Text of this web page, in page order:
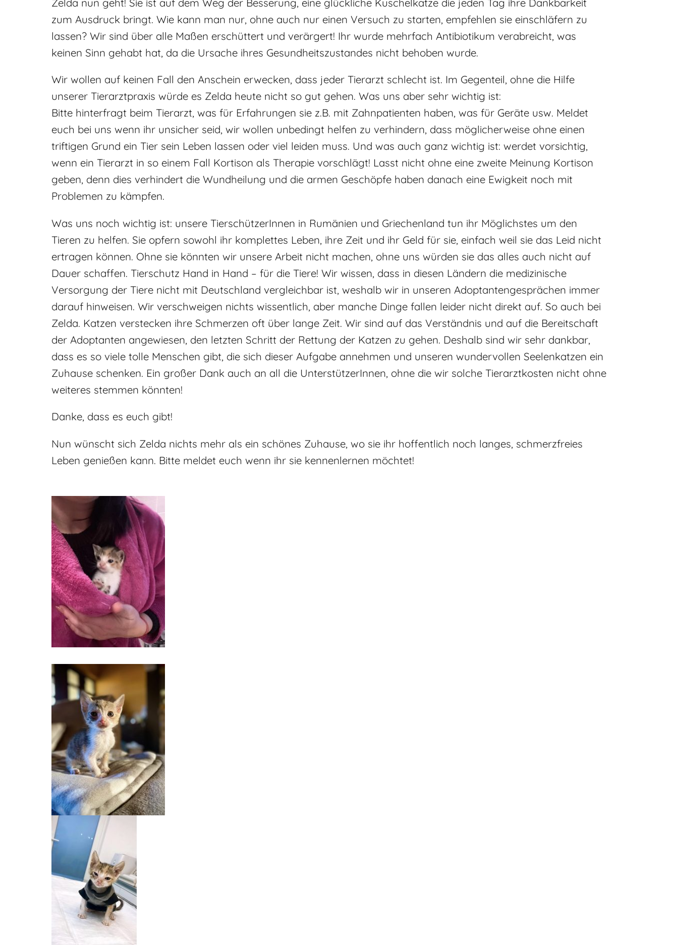
zum Ausdruck bringt. Wie kann man nur, ohne auch nur einen Versuch zu starten, empfehlen sie einschläfern zu
lassen? Wir sind über alle Maßen erschüttert und verärgert! Ihr wurde mehrfach Antibiotikum verabreicht, was
keinen Sinn gehabt hat, da die Ursache ihres Gesundheitszustandes nicht behoben wurde.
Wir wollen auf keinen Fall den Anschein erwecken, dass jeder Tierarzt schlecht ist. Im Gegenteil, ohne die Hilfe
unserer Tierarztpraxis würde es Zelda heute nicht so gut gehen. Was uns aber sehr wichtig ist:
Bitte hinterfragt beim Tierarzt, was für Erfahrungen sie z.B. mit Zahnpatienten haben, was für Geräte usw. Meldet
euch bei uns wenn ihr unsicher seid, wir wollen unbedingt helfen zu verhindern, dass möglicherweise ohne einen
triftigen Grund ein Tier sein Leben lassen oder viel leiden muss. Und was auch ganz wichtig ist: werdet vorsichtig,
wenn ein Tierarzt in so einem Fall Kortison als Therapie vorschlägt! Lasst nicht ohne eine zweite Meinung Kortison
geben, denn dies verhindert die Wundheilung und die armen Geschöpfe haben danach eine Ewigkeit noch mit
Problemen zu kämpfen.
Was uns noch wichtig ist: unsere TierschützerInnen in Rumänien und Griechenland tun ihr Möglichstes um den
Tieren zu helfen. Sie opfern sowohl ihr komplettes Leben, ihre Zeit und ihr Geld für sie, einfach weil sie das Leid nicht
ertragen können. Ohne sie könnten wir unsere Arbeit nicht machen, ohne uns würden sie das alles auch nicht auf
Dauer schaffen. Tierschutz Hand in Hand – für die Tiere! Wir wissen, dass in diesen Ländern die medizinische
Versorgung der Tiere nicht mit Deutschland vergleichbar ist, weshalb wir in unseren Adoptantengesprächen immer
darauf hinweisen. Wir verschweigen nichts wissentlich, aber manche Dinge fallen leider nicht direkt auf. So auch bei
Zelda. Katzen verstecken ihre Schmerzen oft über lange Zeit. Wir sind auf das Verständnis und auf die Bereitschaft
der Adoptanten angewiesen, den letzten Schritt der Rettung der Katzen zu gehen. Deshalb sind wir sehr dankbar,
dass es so viele tolle Menschen gibt, die sich dieser Aufgabe annehmen und unseren wundervollen Seelenkatzen ein
Zuhause schenken. Ein großer Dank auch an all die UnterstützerInnen, ohne die wir solche Tierarztkosten nicht ohne
weiteres stemmen könnten!
Danke, dass es euch gibt!
Nun wünscht sich Zelda nichts mehr als ein schönes Zuhause, wo sie ihr hoffentlich noch langes, schmerzfreies
Leben genießen kann. Bitte meldet euch wenn ihr sie kennenlernen möchtet!